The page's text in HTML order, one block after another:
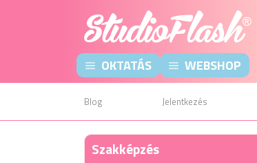
OKTATÁS WEBSHOP
Blog Jelentkezés
Szakképzés